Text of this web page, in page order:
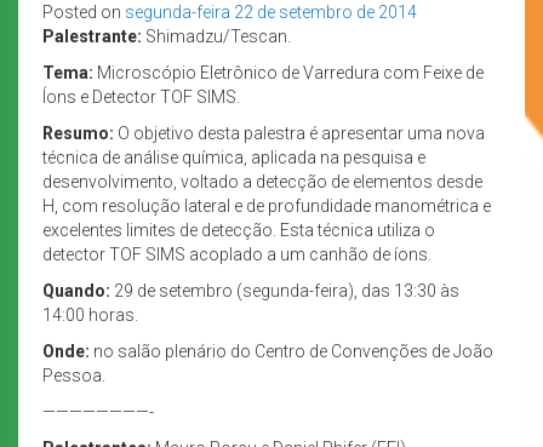
Posted on segunda-feira 22 de setembro de 2014
Palestrante: Shimadzu/Tescan.
Tema: Microscópio Eletrônico de Varredura com Feixe de
Íons e Detector TOF SIMS.
Resumo: O objetivo desta palestra é apresentar uma nova
técnica de análise química, aplicada na pesquisa e
desenvolvimento, voltado a detecção de elementos desde
H, com resolução lateral e de profundidade manométrica e
excelentes limites de detecção. Esta técnica utiliza o
detector TOF SIMS acoplado a um canhão de íons.
Quando: 29 de setembro (segunda-feira), das 13:30 às
14:00 horas.
Onde: no salão plenário do Centro de Convenções de João
Pessoa.
————————-